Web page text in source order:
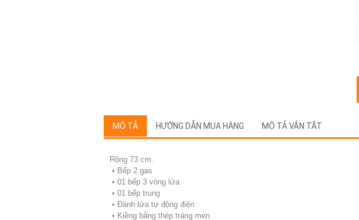
MÔ TẢ HƯỚNG DẪN MUA HÀNG MÔ TẢ VẮN TẮT
Rộng 73 cm.
• Bếp 2 gas
• 01 bếp 3 vòng lửa
• 01 bếp trung
• Ðánh lửa tự động điện
• Kiềng bằng thép tráng men